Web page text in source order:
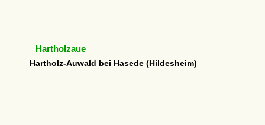
Hartholzaue
Hartholz-Auwald bei Hasede (Hildesheim)